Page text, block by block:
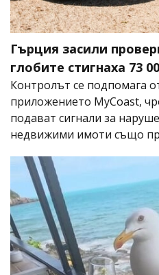
Гърция засили
глобите стигнаха 73
Контролът се подпомага
приложението MyCoast,
подават сигнали за
недвижими имоти също